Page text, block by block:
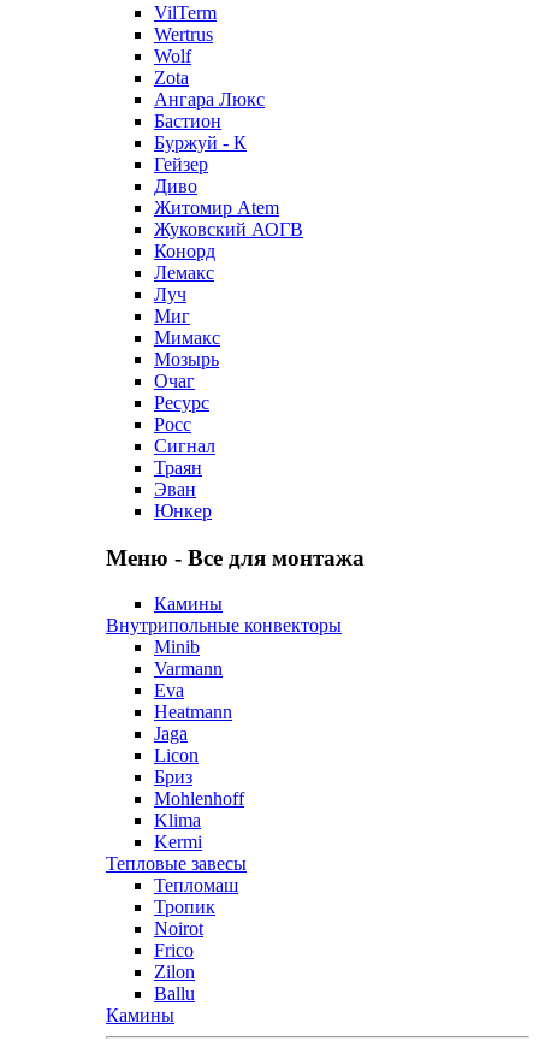
VilTerm
Wertrus
Wolf
Zota
Ангара Люкс
Бастион
Буржуй - К
Гейзер
Диво
Житомир Аtem
Жуковский АОГВ
Конорд
Лемакс
Луч
Миг
Мимакс
Мозырь
Очаг
Ресурс
Росс
Сигнал
Траян
Эван
Юнкер
Меню - Все для монтажа
Камины
Внутрипольные конвекторы
Minib
Varmann
Eva
Heatmann
Jaga
Licon
Бриз
Mohlenhoff
Klima
Kermi
Тепловые завесы
Тепломаш
Тропик
Noirot
Frico
Zilon
Ballu
Камины